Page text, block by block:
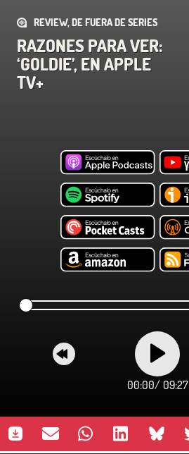
REVIEW, DE FUERA DE SERIES
RAZONES PARA VER:
‘GOLDIE’, EN APPLE
TV+
00:00/ 09:27